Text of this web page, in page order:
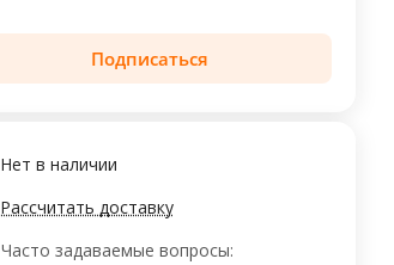
Подписаться
Нет в наличии
Рассчитать доставку
Часто задаваемые вопросы: